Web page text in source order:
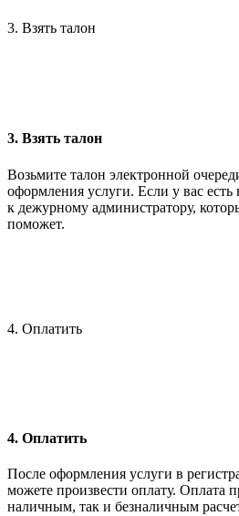
3. Взять талон
3. Взять талон
Возьмите талон электронной
оформления услуги. Если у вас есть
к дежурному администратору,
поможет.
4. Оплатить
4. Оплатить
После оформления услуги в
можете произвести оплату. Оплата
наличным, так и безналичным